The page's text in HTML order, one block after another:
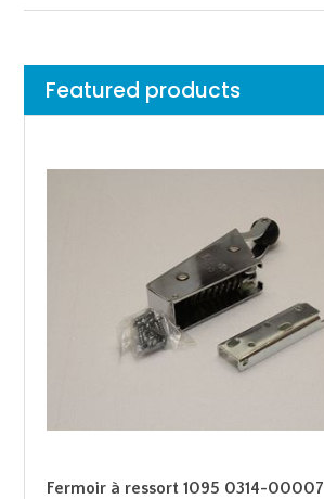
Featured products
Fermoir à ressort 1095 0314-00007